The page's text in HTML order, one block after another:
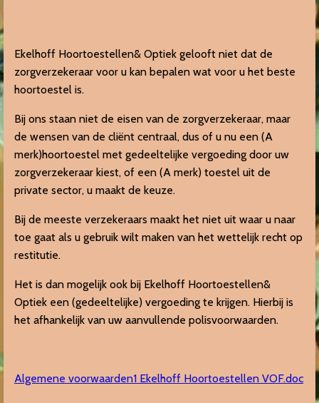
Ekelhoff Hoortoestellen& Optiek gelooft niet dat de
zorgverzekeraar voor u kan bepalen wat voor u het beste
hoortoestel is.
Bij ons staan niet de eisen van de zorgverzekeraar, maar
de wensen van de cliënt centraal, dus of u nu een (A
merk)hoortoestel met gedeeltelijke vergoeding door uw
zorgverzekeraar kiest, of een (A merk) toestel uit de
private sector, u maakt de keuze.
Bij de meeste verzekeraars maakt het niet uit waar u naar
toe gaat als u gebruik wilt maken van het wettelijk recht op
restitutie.
Het is dan mogelijk ook bij Ekelhoff Hoortoestellen&
Optiek een (gedeeltelijke) vergoeding te krijgen. Hierbij is
het afhankelijk van uw aanvullende polisvoorwaarden.
Algemene voorwaarden1 Ekelhoff Hoortoestellen VOF.doc